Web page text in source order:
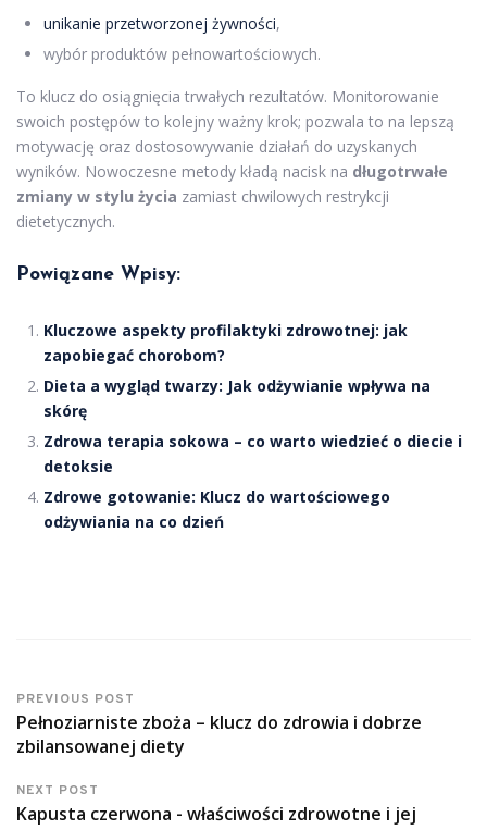
unikanie przetworzonej żywności,
wybór produktów pełnowartościowych.
To klucz do osiągnięcia trwałych rezultatów. Monitorowanie
swoich postępów to kolejny ważny krok; pozwala to na lepszą
motywację oraz dostosowywanie działań do uzyskanych
wyników. Nowoczesne metody kładą nacisk na długotrwałe
zmiany w stylu życia zamiast chwilowych restrykcji
dietetycznych.
Powiązane Wpisy:
Kluczowe aspekty profilaktyki zdrowotnej: jak
zapobiegać chorobom?
Dieta a wygląd twarzy: Jak odżywianie wpływa na
skórę
Zdrowa terapia sokowa – co warto wiedzieć o diecie i
detoksie
Zdrowe gotowanie: Klucz do wartościowego
odżywiania na co dzień
PREVIOUS POST
Pełnoziarniste zboża – klucz do zdrowia i dobrze
zbilansowanej diety
NEXT POST
Kapusta czerwona - właściwości zdrowotne i jej